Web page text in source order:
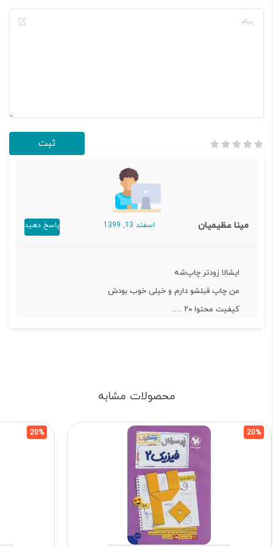
مینا عظیمیان اسفند 13, 1399 پاسخ دهید
ایشالا زودتر چاپ‌شه
من چاپ قبلشو دارم و خیلی خوب بودش
کیفیت محتوا ۲۰ ….
محصولات مشابه
20%
20%